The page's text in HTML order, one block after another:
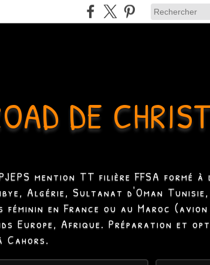
DE
mention TT filière FFSA formé à
Algérie, Sultanat d'Oman
en France ou au Maroc (avion
Europe, Afrique. Préparation et
Cahors.